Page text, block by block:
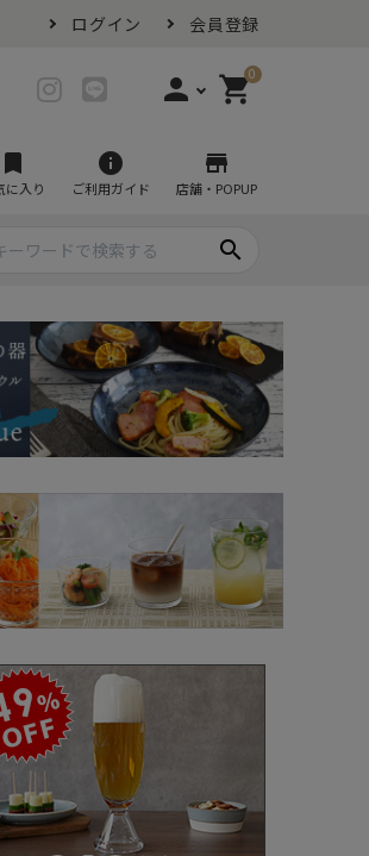
ログイン 会員登録
person
ログイン
0
shopping_cart
耐熱皿・その他食器
- グラタン皿
- 耐熱皿
- スフレ・ココット
- 茶碗蒸し
ブランドで探す
- 人気シリーズ
- オリジナル食器
器セット
bookmark
に入り
info
ご利用ガイド
store
店舗・POPUP
search